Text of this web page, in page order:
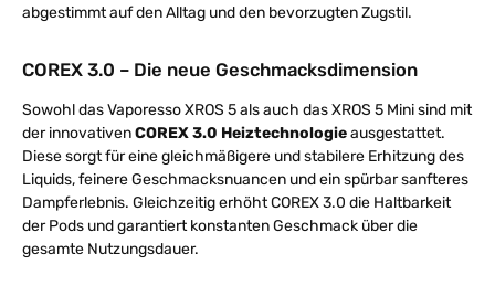
abgestimmt auf den Alltag und den bevorzugten Zugstil.
COREX 3.0 – Die neue Geschmacksdimension
Sowohl das Vaporesso XROS 5 als auch das XROS 5 Mini sind mit
der innovativenCOREX 3.0 Heiztechnologieausgestattet.
Diese sorgt für eine gleichmäßigere und stabilere Erhitzung des
Liquids, feinere Geschmacksnuancen und ein spürbar sanfteres
Dampferlebnis. Gleichzeitig erhöht COREX 3.0 die Haltbarkeit
der Pods und garantiert konstanten Geschmack über die
gesamte Nutzungsdauer.